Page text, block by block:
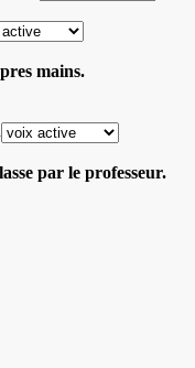
mains.
par le professeur.